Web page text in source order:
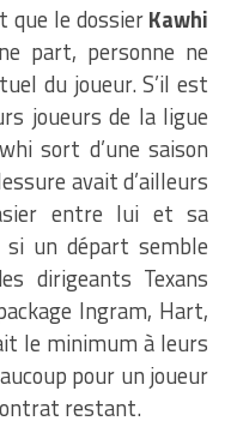
que le dossierKawhi
part, personne ne
du joueur. S’il est
joueurs de la ligue
sort d’une saison
avait d’ailleurs
entre lui et sa
si un départ semble
dirigeants Texans
Ingram, Hart,
le minimum à leurs
pour un joueur
restant.